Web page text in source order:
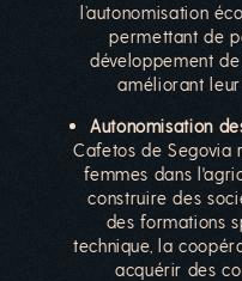
l’autonomisation
permettant de
développement
améliorant
Autonomisation
Cafetos de Segovia
femmes dans
construire des
des formations
technique, la
acquérir des